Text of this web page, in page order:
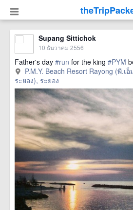
Supang Sittichok
10 ธันวาคม 2556
Father's day #run for the king #PYM
P.M.Y. Beach Resort Rayong (พี.เ
ระยอง), ระยอง